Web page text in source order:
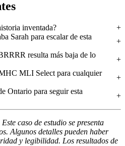
inventada?
Sarah para escalar de esta
resulta más baja de lo
MLI Select para cualquier
Ontario para seguir esta
Este caso de estudio se presenta
Algunos detalles pueden haber
y legibilidad. Los resultados de